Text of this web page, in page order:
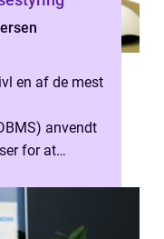
en af de mest
anvendt
for at